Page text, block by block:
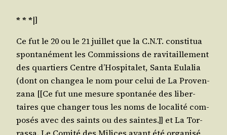
* * *|]
Ce fut le 20 ou le 21 juillet que la C.N.T. consti­tua
spon­ta­né­ment les Com­mis­sions de ravi­taille­ment
des quar­tiers Centre d’Hos­pi­ta­let, San­ta Eula­lia
(dont on chan­gea le nom pour celui de La Pro­ven­
za­na [[Ce fut une mesure spon­ta­née des liber­
taires que chan­ger tous les noms de loca­li­té com­
po­sés avec des saints ou des saintes.]] et La Tor­